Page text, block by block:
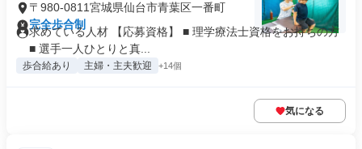
〒980-0811宮城県仙台市青葉区一番町
完全歩合制
求めている人材 【応募資格】 ■ 理学療法士資格をお持ちの方
■ 選手一人ひとりと真...
歩合給あり 主婦・主夫歓迎 +14個
気になる